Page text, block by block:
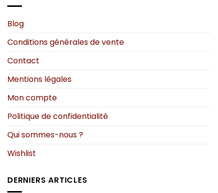
Blog
Conditions générales de vente
Contact
Mentions légales
Mon compte
Politique de confidentialité
Qui sommes-nous ?
Wishlist
DERNIERS ARTICLES